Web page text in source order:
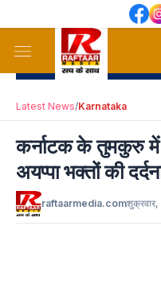
Latest News/Karnataka
कर्नाटक के तुमकुरु
अयप्पा भक्तों की
raftaarmedia.com